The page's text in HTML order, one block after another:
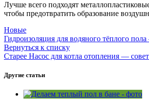
Лучше всего подходят
чтобы предотвратить образование
Новые
Гидроизоляция для водяного тёплого
Вернуться к списку
Старее Насос для котла отопления —
Другие статьи